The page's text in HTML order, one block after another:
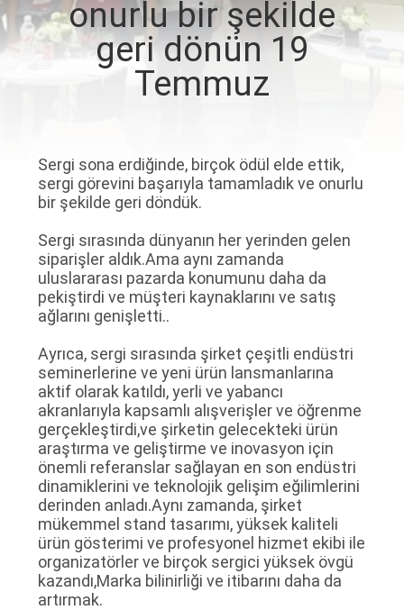
KALITE
KONTROL
HABERLER
VAKALAR
BIR
TEKLIF
ISTEĞI
SITE
HARITASI
GIZLILIK
POLITIKASI
onurlu bir şekilde
geri dönün 19
Temmuz
Sergi sona erdiğinde, birçok ödül elde ettik,
sergi görevini başarıyla tamamladık ve onurlu
bir şekilde geri döndük.
Sergi sırasında dünyanın her yerinden gelen
siparişler aldık.Ama aynı zamanda
uluslararası pazarda konumunu daha da
pekiştirdi ve müşteri kaynaklarını ve satış
ağlarını genişletti..
Ayrıca, sergi sırasında şirket çeşitli endüstri
seminerlerine ve yeni ürün lansmanlarına
aktif olarak katıldı, yerli ve yabancı
akranlarıyla kapsamlı alışverişler ve öğrenme
gerçekleştirdi,ve şirketin gelecekteki ürün
araştırma ve geliştirme ve inovasyon için
önemli referanslar sağlayan en son endüstri
dinamiklerini ve teknolojik gelişim eğilimlerini
derinden anladı.Aynı zamanda, şirket
mükemmel stand tasarımı, yüksek kaliteli
ürün gösterimi ve profesyonel hizmet ekibi ile
organizatörler ve birçok sergici yüksek övgü
kazandı,Marka bilinirliği ve itibarını daha da
artırmak.